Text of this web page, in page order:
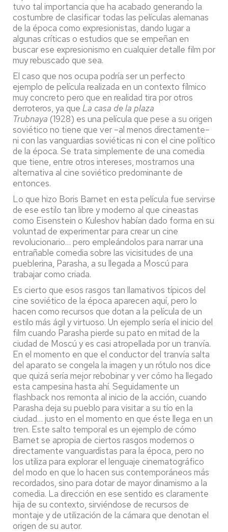
tuvo tal importancia que ha acabado generando la
costumbre de clasificar todas las películas alemanas
de la época como expresionistas, dando lugar a
algunas críticas o estudios que se empeñan en
buscar ese expresionismo en cualquier detalle film por
muy rebuscado que sea.
El caso que nos ocupa podría ser un perfecto
ejemplo de película realizada en un contexto fílmico
muy concreto pero que en realidad tira por otros
derroteros, ya que La casa de la plaza
Trubnaya (1928) es una película que pese a su origen
soviético no tiene que ver –al menos directamente–
ni con las vanguardias soviéticas ni con el cine político
de la época. Se trata simplemente de una comedia
que tiene, entre otros intereses, mostrarnos una
alternativa al cine soviético predominante de
entonces.
Lo que hizo Boris Barnet en esta película fue servirse
de ese estilo tan libre y moderno al que cineastas
como Eisenstein o Kuleshov habían dado forma en su
voluntad de experimentar para crear un cine
revolucionario… pero empleándolos para narrar una
entrañable comedia sobre las vicisitudes de una
pueblerina, Parasha, a su llegada a Moscú para
trabajar como criada.
Es cierto que esos rasgos tan llamativos típicos del
cine soviético de la época aparecen aquí, pero lo
hacen como recursos que dotan a la película de un
estilo más ágil y virtuoso. Un ejemplo sería el inicio del
film cuando Parasha pierde su pato en mitad de la
ciudad de Moscú y es casi atropellada por un tranvía.
En el momento en que el conductor del tranvía salta
del aparato se congela la imagen y un rótulo nos dice
que quizá sería mejor rebobinar y ver cómo ha llegado
esta campesina hasta ahí. Seguidamente un
flashback nos remonta al inicio de la acción, cuando
Parasha deja su pueblo para visitar a su tío en la
ciudad… justo en el momento en que éste llega en un
tren. Este salto temporal es un ejemplo de cómo
Barnet se apropia de ciertos rasgos modernos o
directamente vanguardistas para la época, pero no
los utiliza para explorar el lenguaje cinematográfico
del modo en que lo hacen sus contemporáneos más
recordados, sino para dotar de mayor dinamismo a la
comedia. La dirección en ese sentido es claramente
hija de su contexto, sirviéndose de recursos de
montaje y de utilización de la cámara que denotan el
origen de su autor.